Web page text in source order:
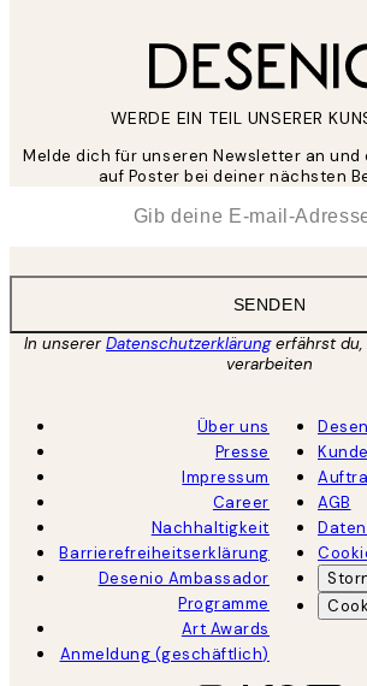
WERDE EIN TEIL UNSERER
Melde dich für unseren Newsletter an und
auf Poster bei deiner nächsten
SENDEN
In unsererDatenschutzerklärungerfährst du,
verarbeiten
Über uns
Presse
Impressum
Career
Nachhaltigkeit
Barrierefreiheitserklärung
Desenio Ambassador
Programme
Art Awards
Anmeldung (geschäftlich)
AGB